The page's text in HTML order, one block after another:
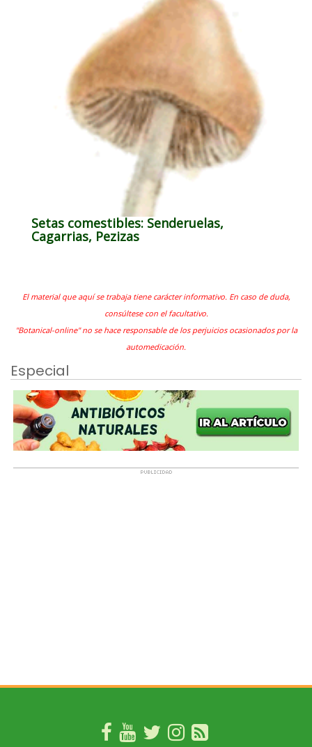
Setas comestibles: Senderuelas,
Cagarrias, Pezizas
El material que aquí se trabaja tiene carácter informativo. En caso de duda,
consúltese con el facultativo.
"Botanical-online" no se hace responsable de los perjuicios ocasionados por la
automedicación.
Especial